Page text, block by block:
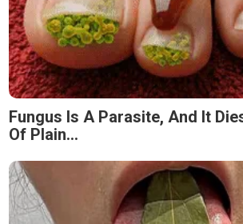
Fungus Is A Parasite, And It
Of Plain...